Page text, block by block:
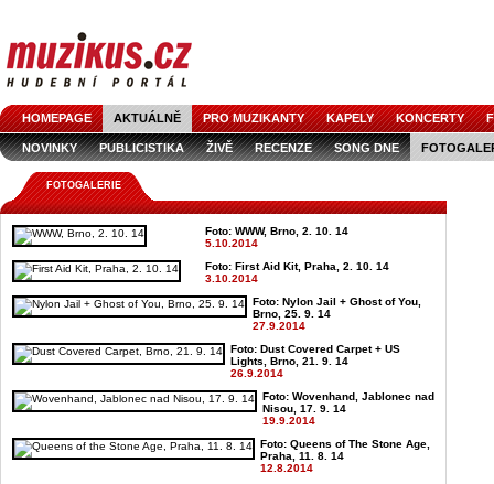
HOMEPAGE AKTUÁLNĚ PRO MUZIKANTY KAPELY KONCERTY
NOVINKY PUBLICISTIKA ŽIVĚ RECENZE SONG DNE
FOTOGALERIE
Foto: WWW, Brno, 2. 10. 14
5.10.2014
Foto: First Aid Kit, Praha, 2. 10. 14
3.10.2014
Foto: Nylon Jail + Ghost of You,
Brno, 25. 9. 14
27.9.2014
Foto: Dust Covered Carpet + US
Lights, Brno, 21. 9. 14
26.9.2014
Foto: Wovenhand, Jablonec nad
Nisou, 17. 9. 14
19.9.2014
Foto: Queens of The Stone Age,
Praha, 11. 8. 14
12.8.2014